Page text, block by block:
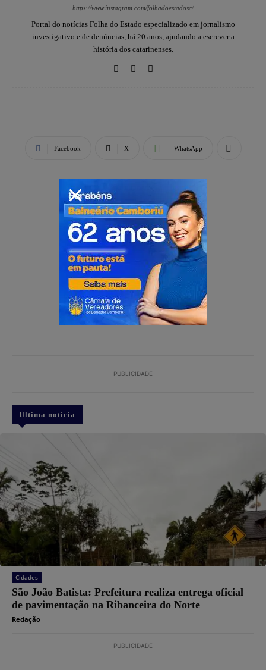
https://www.instagram.com/folhadoestadosc/
Portal do notícias Folha do Estado especializado em jornalismo
investigativo e de denúncias, há 20 anos, ajudando a escrever a
história dos catarinenses.
Facebook X WhatsApp
PUBLICIDADE
Ultima notícia
Cidades
São João Batista: Prefeitura realiza entrega oficial
de pavimentação na Ribanceira do Norte
Redação
PUBLICIDADE